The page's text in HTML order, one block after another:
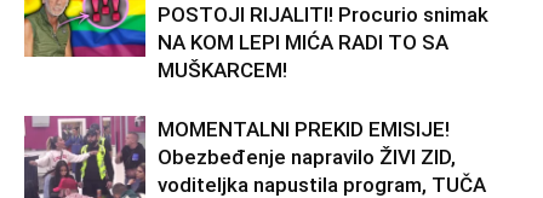
POSTOJI RIJALITI! Procurio snimak
NA KOM LEPI MIĆA RADI TO SA
MUŠKARCEM!
MOMENTALNI PREKID EMISIJE!
Obezbeđenje napravilo ŽIVI ZID,
voditeljka napustila program, TUČA